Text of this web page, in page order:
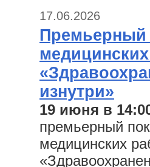
17.06.2026
Премьерный
изнутри»
19 июня в
премьерный
медицинских